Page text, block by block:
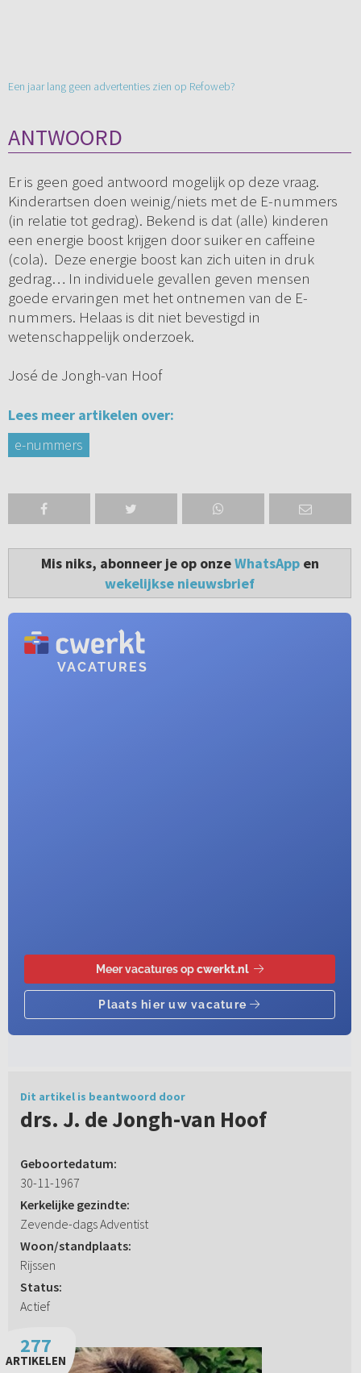
Een jaar lang geen advertenties zien op Refoweb?
ANTWOORD
Er is geen goed antwoord mogelijk op deze vraag.
Kinderartsen doen weinig/niets met de E-nummers
(in relatie tot gedrag). Bekend is dat (alle) kinderen
een energie boost krijgen door suiker en caffeine
(cola). Deze energie boost kan zich uiten in druk
gedrag… In individuele gevallen geven mensen
goede ervaringen met het ontnemen van de E-
nummers. Helaas is dit niet bevestigd in
wetenschappelijk onderzoek.
José de Jongh-van Hoof
Lees meer artikelen over:
e-nummers
Mis niks, abonneer je op onzeWhatsAppen
wekelijkse nieuwsbrief
Dit artikel is beantwoord door
drs. J. de Jongh-van Hoof
Geboortedatum:
30-11-1967
Kerkelijke gezindte:
Zevende-dags Adventist
Woon/standplaats:
Rijssen
Status:
Actief
277
ARTIKELEN